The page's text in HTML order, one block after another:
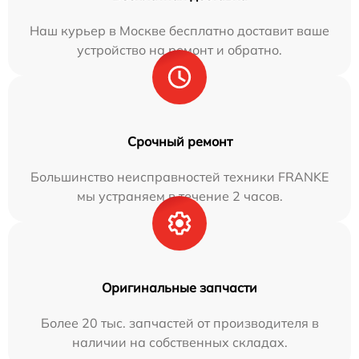
Наш курьер в Москве бесплатно доставит ваше
устройство на ремонт и обратно.
Срочный ремонт
Большинство неисправностей техники FRANKE
мы устраняем в течение 2 часов.
Оригинальные запчасти
Более 20 тыс. запчастей от производителя в
наличии на собственных складах.